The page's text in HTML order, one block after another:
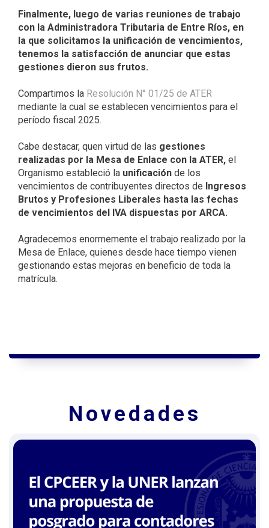
Finalmente, luego de varias reuniones de trabajo
con la Administradora Tributaria de Entre Ríos, en
la que solicitamos la unificación de vencimientos,
tenemos la satisfacción de anunciar que estas
gestiones dieron sus frutos.
Compartimos la Resolución N° 01/25 de ATER
mediante la cual se establecen vencimientos para el
período fiscal 2025.
Cabe destacar, quen virtud de las gestiones
realizadas por la Mesa de Enlace con la ATER, el
Organismo estableció la unificación de los
vencimientos de contribuyentes directos de Ingresos
Brutos y Profesiones Liberales hasta las fechas
de vencimientos del IVA dispuestas por ARCA.
Agradecemos enormemente el trabajo realizado por la
Mesa de Enlace, quienes desde hace tiempo vienen
gestionando estas mejoras en beneficio de toda la
matrícula.
Novedades